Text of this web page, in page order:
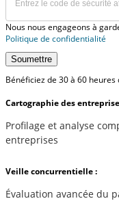
Nous nous engageons à
Politique de confidentialité
Soumettre
Bénéficiez de 30 à 60
Cartographie des
Profilage et analyse
entreprises
Veille concurrentielle :
Évaluation avancée du